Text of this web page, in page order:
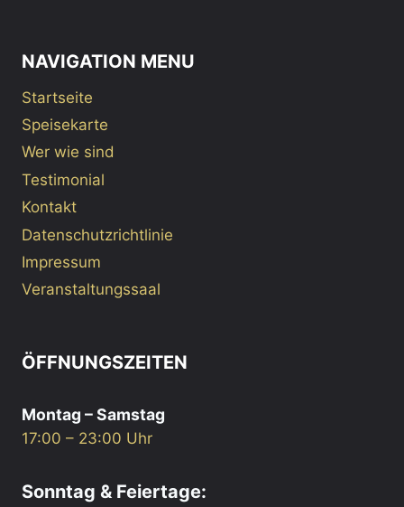
NAVIGATION MENU
Startseite
Speisekarte
Wer wie sind
Testimonial
Kontakt
Datenschutzrichtlinie
Impressum
Veranstaltungssaal
ÖFFNUNGSZEITEN
Montag – Samstag
17:00 – 23:00 Uhr
Sonntag & Feiertage: